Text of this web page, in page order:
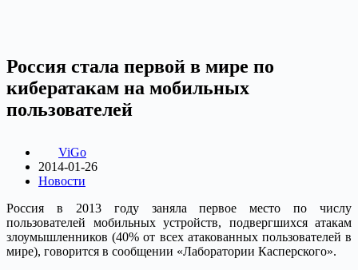
Россия стала первой в мире по
кибератакам на мобильных
пользователей
ViGo
2014-01-26
Новости
Россия в 2013 году заняла первое место по числу
пользователей мобильных устройств, подвергшихся атакам
злоумышленников (40% от всех атакованных пользователей в
мире), говорится в сообщении «Лаборатории Касперского».